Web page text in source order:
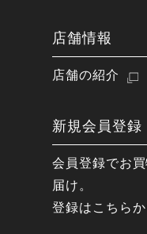
店舗情報
店舗の紹介
新規会員登録
会員登録でお
届け。
登録はこちらか